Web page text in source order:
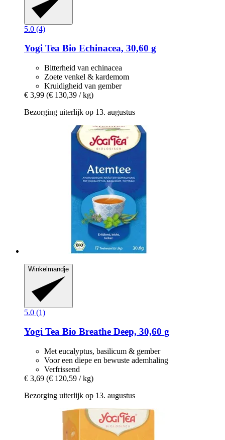
5.0 (4)
Yogi Tea Bio Echinacea, 30,60 g
Bitterheid van echinacea
Zoete venkel & kardemom
Kruidigheid van gember
€ 3,99 (€ 130,39 / kg)
Bezorging uiterlijk op 13. augustus
Winkelmandje
5.0 (1)
Yogi Tea Bio Breathe Deep, 30,60 g
Met eucalyptus, basilicum & gember
Voor een diepe en bewuste ademhaling
Verfrissend
€ 3,69 (€ 120,59 / kg)
Bezorging uiterlijk op 13. augustus